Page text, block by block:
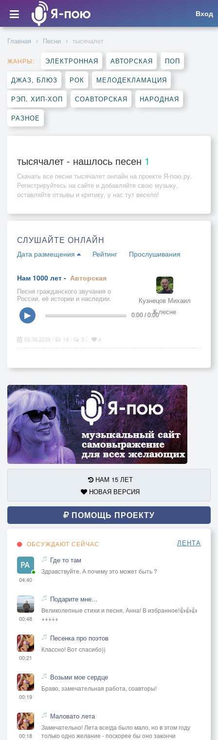
Вход
Главная Песни тысячалет
ЖАНРЫ: ЭЛЕКТРОННАЯ АВТОРСКАЯ ПОП
ДЖАЗ, БЛЮЗ РОК МЕЛОДЕКЛАМАЦИЯ
РЭП, ХИП-ХОП СОАВТОРСКАЯ НАРОДНАЯ
РАЗНОЕ
тысячалет - нашлось песен 1
Скачать все песни тысячалет онлайн на проекте Я-пою.ру.
Регистрируйтесь на сайте и добавляйте свою музыку,
оставляйте отзывы и критику, у нас тут весело!
СЛУШАЙТЕ ОНЛАЙН
Дата размещения Рейтинг Прослушивания
Нам 1000 лет - Авторская
Песня гражданского звучания о
России, её истории и наследии.
Кузнецов Михаил
К песне
▶ 0:00 / 0:00
02.06.2026 19 3 4
НАМ 15 ЛЕТ
НОВАЯ ВЕРСИЯ
ПОМОЩЬ ПРОЕКТУ
ОБСУЖДАЮТ СЕЙЧАС ЛЕНТА
04:40
Где то там
Здравствуйте. А почему это может быть ?
00:48
Подарите мне...
Великолепные стихи и песня, Анна! В избранное!👍👍👍
+++++
00:21
Песенка про поэтов
Классно! Вот спасибо))
00:19
Возьми мое сердце
Браво, замечательная работа, соавторы!
00:18
Маловато лета
Замечательно! Лета всегда было мало, но в этом году
только одно желание - поскорее бы оно закончи